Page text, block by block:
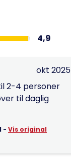
4,9
okt 2025
2-4 personer
til daglig
- Vis original